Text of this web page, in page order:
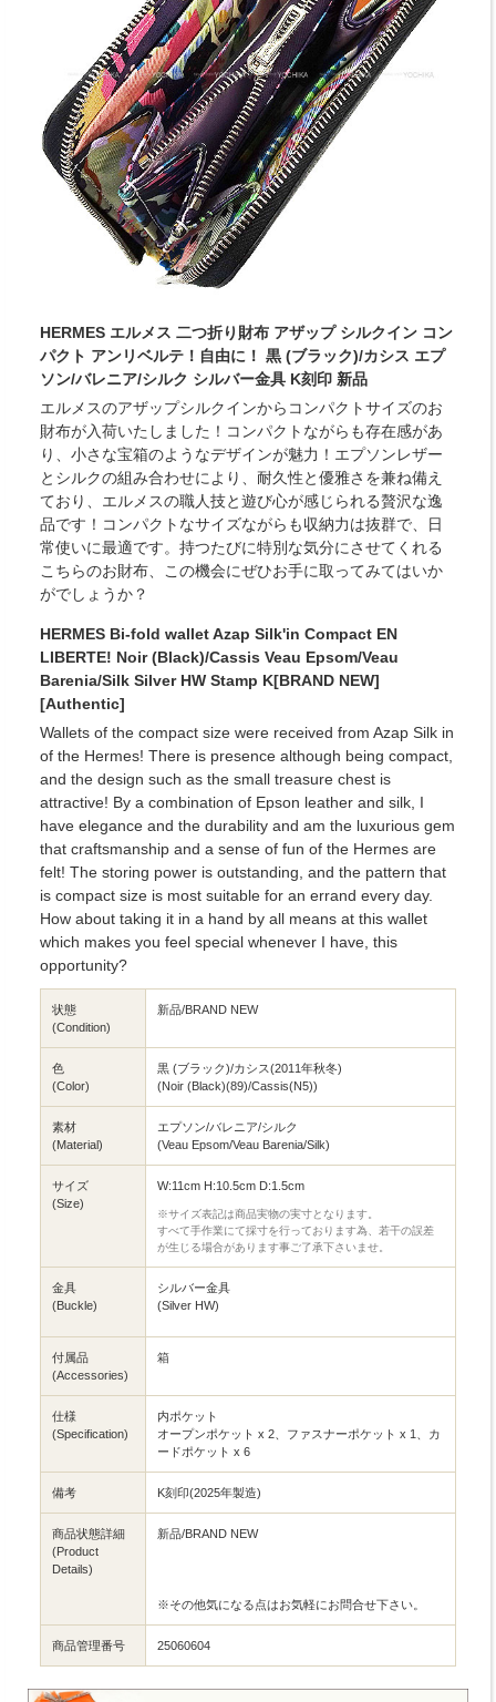
HERMES エルメス 二つ折り財布 アザップ シルクイン コン
パクト アンリベルテ！自由に！ 黒 (ブラック)/カシス エプ
ソン/バレニア/シルク シルバー金具 K刻印 新品
エルメスのアザップシルクインからコンパクトサイズのお
財布が入荷いたしました！コンパクトながらも存在感があ
り、小さな宝箱のようなデザインが魅力！エプソンレザー
とシルクの組み合わせにより、耐久性と優雅さを兼ね備え
ており、エルメスの職人技と遊び心が感じられる贅沢な逸
品です！コンパクトなサイズながらも収納力は抜群で、日
常使いに最適です。持つたびに特別な気分にさせてくれる
こちらのお財布、この機会にぜひお手に取ってみてはいか
がでしょうか？
HERMES Bi-fold wallet Azap Silk'in Compact EN
LIBERTE! Noir (Black)/Cassis Veau Epsom/Veau
Barenia/Silk Silver HW Stamp K[BRAND NEW]
[Authentic]
Wallets of the compact size were received from Azap Silk in
of the Hermes! There is presence although being compact,
and the design such as the small treasure chest is
attractive! By a combination of Epson leather and silk, I
have elegance and the durability and am the luxurious gem
that craftsmanship and a sense of fun of the Hermes are
felt! The storing power is outstanding, and the pattern that
is compact size is most suitable for an errand every day.
How about taking it in a hand by all means at this wallet
which makes you feel special whenever I have, this
opportunity?
状態
(Condition)
新品/BRAND NEW
色
(Color)
黒 (ブラック)/カシス(2011年秋冬)
(Noir (Black)(89)/Cassis(N5))
素材
(Material)
エプソン/バレニア/シルク
(Veau Epsom/Veau Barenia/Silk)
サイズ
(Size)
W:11cm H:10.5cm D:1.5cm
※サイズ表記は商品実物の実寸となります。
すべて手作業にて採寸を行っております為、若干の誤差
が生じる場合があります事ご了承下さいませ。
金具
(Buckle)
シルバー金具
(Silver HW)
付属品
(Accessories)
箱
仕様
(Specification)
内ポケット
オープンポケット x 2、ファスナーポケット x 1、カ
ードポケット x 6
備考 K刻印(2025年製造)
商品状態詳細
(Product
Details)
新品/BRAND NEW
※その他気になる点はお気軽にお問合せ下さい。
商品管理番号 25060604